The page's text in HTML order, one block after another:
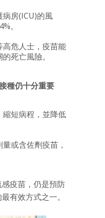
病房(ICU)的風
。
危人士，疫苗能
死亡風險。
種仍十分重要
短病程，並降低
或含佐劑疫苗，
疫苗，仍是預防
有效方式之一。